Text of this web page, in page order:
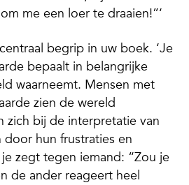
me een loer te draaien!”‘
begrip in uw boek. ‘Je
bepaalt in belangrijke
waarneemt. Mensen met
zien de wereld
zich bij de interpretatie van
door hun frustraties en
zegt tegen iemand: “Zou je
de ander reageert heel